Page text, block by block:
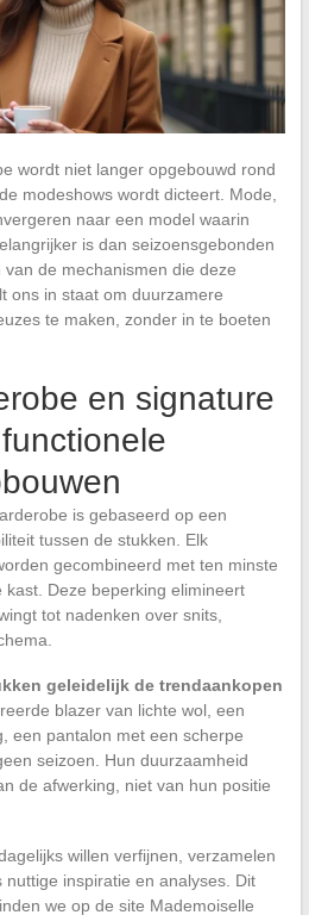
wordt niet langer opgebouwd rond
modeshows wordt dicteert. Mode,
naar een model waarin
is dan seizoensgebonden
de mechanismen die deze
ons in staat om duurzamere
te maken, zonder in te boeten
en signature
is gebaseerd op een
tussen de stukken. Elk
gecombineerd met ten minste
Deze beperking elimineert
tot nadenken over snits,
geleidelijk de trendaankopen
blazer van lichte wol, een
een pantalon met een scherpe
seizoen. Hun duurzaamheid
de afwerking, niet van hun positie
willen verfijnen, verzamelen
inspiratie en analyses. Dit
we op de site Mademoiselle